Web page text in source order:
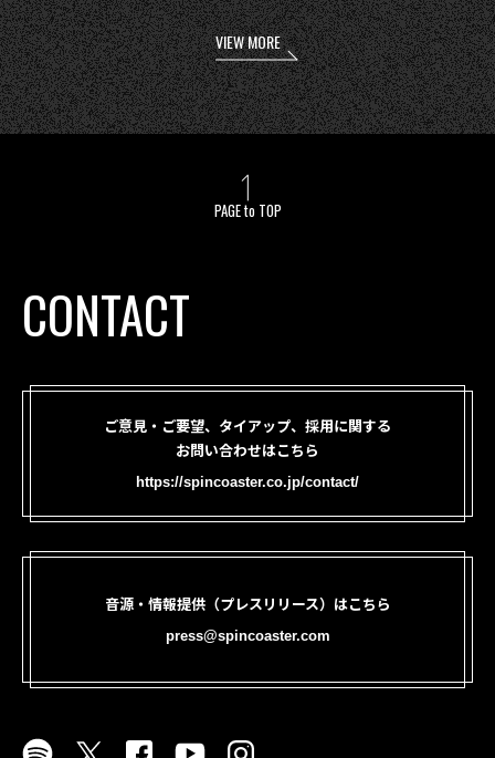
VIEW MORE
PAGE to TOP
CONTACT
ご意見・ご要望、タイアップ、採用に関する
お問い合わせはこちら
https://spincoaster.co.jp/contact/
音源・情報提供（プレスリリース）はこちら
press@spincoaster.com